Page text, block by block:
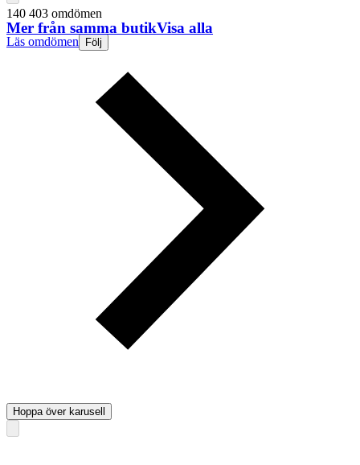
140 403 omdömen
Läs omdömen Följ
Mer från samma butikVisa alla
Hoppa över karusell